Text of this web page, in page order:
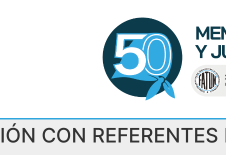
CON REFERENTES